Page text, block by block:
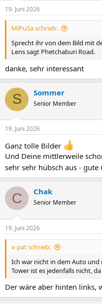
n
e
n
19. Juni 2026
MiPuSa schrieb:
Sprecht ihr von dem Bild mit
Lens sagt Phetchaburi Road.
danke, sehr interessant
S Sommer
Senior Member
19. Juni 2026
Ganz tolle Bilder
Und Deine mittlerweile
sehr sehr hübsch aus - gute
C Chak
Senior Member
19. Juni 2026
x-pat schrieb:
Ich war nicht in dem Auto und
Tower ist es jedenfalls nicht,
Der wäre aber hinten links,